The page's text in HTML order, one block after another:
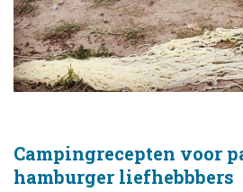
Campingrecepten voor
hamburger liefhebbbers